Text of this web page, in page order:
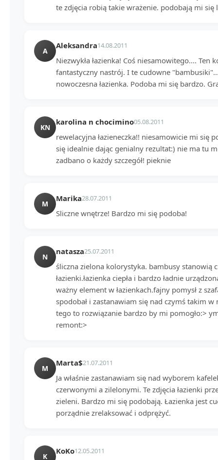
te zdjęcia robią takie wrażenie. podobają mi
A
Aleksandra14.08.2011
Niezwykła łazienka! Coś niesamowitego....
fantastyczny nastrój. I te cudowne
nowoczesna łazienka. Podoba mi się bardzo.
KN
karolina n chocimino05.08.2011
rewelacyjna łazieneczka!! niesamowicie mi się
się idealnie dając genialny rezultat:) nie ma tu
zadbano o każdy szczegół! pieknie
M
Marika28.07.2011
Sliczne wnętrze! Bardzo mi się podoba!
N
natasza25.07.2011
śliczna zielona kolorystyka. bambusy stanowią
łazienki.łazienka ciepła i bardzo ładnie
ważny element w łazienkach.fajny pomysł z
spodobał i zastanawiam się nad czymś takim w
tego to rozwiązanie bardzo by mi pomogło:>
remont:>
M
Marta$21.07.2011
Ja właśnie zastanawiam się nad wyborem
czerwonymi a zilelonymi. Te zdjęcia łazienki
zieleni. Bardzo mi się podobają. Łazienka jest
porządnie zrelaksować i odprężyć.
K
KoKo12.05.2011